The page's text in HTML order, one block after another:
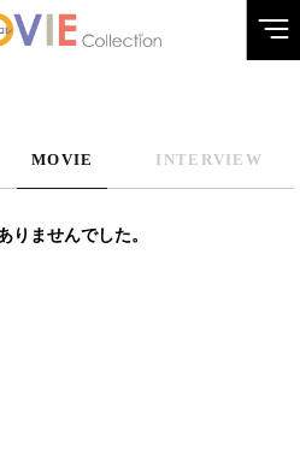
MOVIE INTERVIEW
りませんでした。